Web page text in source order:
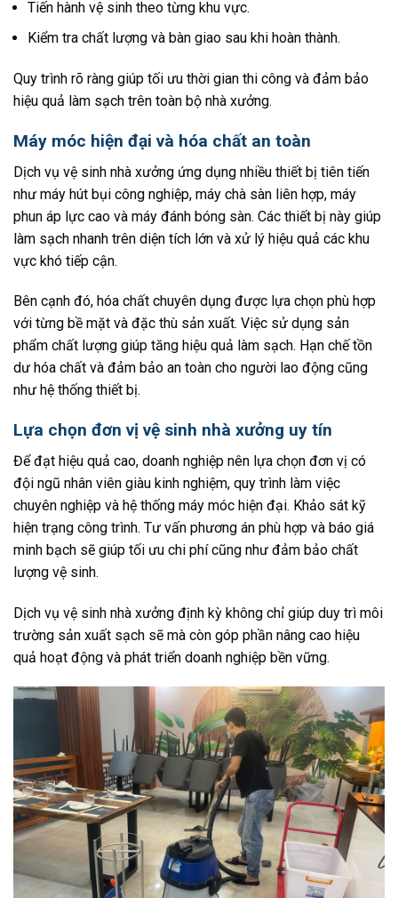
Tiến hành vệ sinh theo từng khu vực.
Kiểm tra chất lượng và bàn giao sau khi hoàn thành.
Quy trình rõ ràng giúp tối ưu thời gian thi công và đảm bảo
hiệu quả làm sạch trên toàn bộ nhà xưởng.
Máy móc hiện đại và hóa chất an toàn
Dịch vụ vệ sinh nhà xưởng ứng dụng nhiều thiết bị tiên tiến
như máy hút bụi công nghiệp, máy chà sàn liên hợp, máy
phun áp lực cao và máy đánh bóng sàn. Các thiết bị này giúp
làm sạch nhanh trên diện tích lớn và xử lý hiệu quả các khu
vực khó tiếp cận.
Bên cạnh đó, hóa chất chuyên dụng được lựa chọn phù hợp
với từng bề mặt và đặc thù sản xuất. Việc sử dụng sản
phẩm chất lượng giúp tăng hiệu quả làm sạch. Hạn chế tồn
dư hóa chất và đảm bảo an toàn cho người lao động cũng
như hệ thống thiết bị.
Lựa chọn đơn vị vệ sinh nhà xưởng uy tín
Để đạt hiệu quả cao, doanh nghiệp nên lựa chọn đơn vị có
đội ngũ nhân viên giàu kinh nghiệm, quy trình làm việc
chuyên nghiệp và hệ thống máy móc hiện đại. Khảo sát kỹ
hiện trạng công trình. Tư vấn phương án phù hợp và báo giá
minh bạch sẽ giúp tối ưu chi phí cũng như đảm bảo chất
lượng vệ sinh.
Dịch vụ vệ sinh nhà xưởng định kỳ không chỉ giúp duy trì môi
trường sản xuất sạch sẽ mà còn góp phần nâng cao hiệu
quả hoạt động và phát triển doanh nghiệp bền vững.